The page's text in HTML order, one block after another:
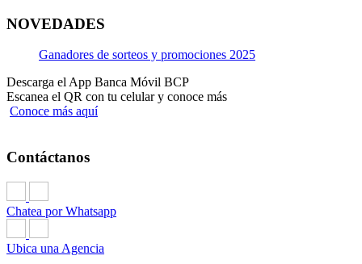
NOVEDADES
Ganadores de sorteos y promociones 2025
Descarga el App Banca Móvil BCP
Escanea el QR con tu celular y conoce más
Conoce más aquí
Contáctanos
Chatea por Whatsapp
Ubica una Agencia